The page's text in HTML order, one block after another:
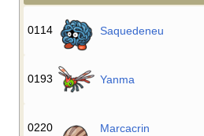
0114 Saquedeneu
0193 Yanma
0220 Marcacrin